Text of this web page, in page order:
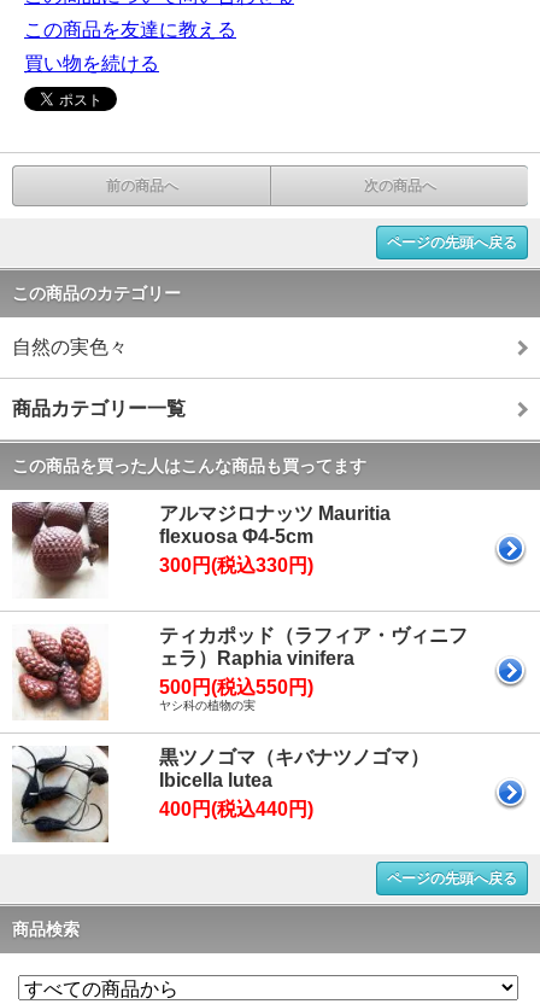
この商品を友達に教える
買い物を続ける
前の商品へ 次の商品へ
ページの先頭へ戻る
この商品のカテゴリー
自然の実色々
商品カテゴリー一覧
この商品を買った人はこんな商品も買ってます
アルマジロナッツ Mauritia
flexuosa Φ4-5cm
300円(税込330円)
ティカポッド（ラフィア・ヴィニフ
ェラ）Raphia vinifera
500円(税込550円)
ヤシ科の植物の実
黒ツノゴマ（キバナツノゴマ）
Ibicella lutea
400円(税込440円)
ページの先頭へ戻る
商品検索